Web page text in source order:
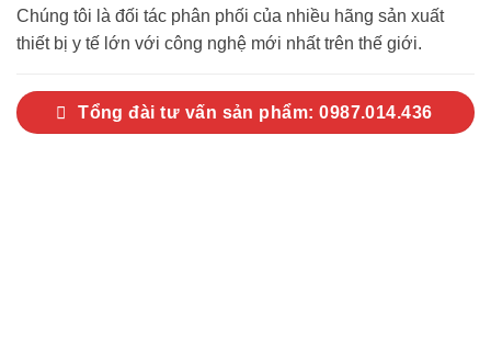
Chúng tôi là đối tác phân phối của nhiều hãng sản xuất
thiết bị y tế lớn với công nghệ mới nhất trên thế giới.
Tổng đài tư vấn sản phẩm: 0987.014.436